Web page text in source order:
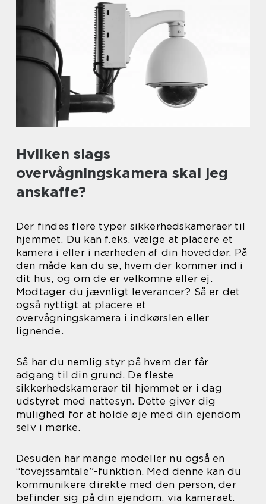
Hvilken slags
overvågningskamera skal jeg
anskaffe?
Der findes flere typer sikkerhedskameraer til
hjemmet. Du kan f.eks. vælge at placere et
kamera i eller i nærheden af din hoveddør. På
den måde kan du se, hvem der kommer ind i
dit hus, og om de er velkomne eller ej.
Modtager du jævnligt leverancer? Så er det
også nyttigt at placere et
overvågningskamera i indkørslen eller
lignende.
Så har du nemlig styr på hvem der får
adgang til din grund. De fleste
sikkerhedskameraer til hjemmet er i dag
udstyret med nattesyn. Dette giver dig
mulighed for at holde øje med din ejendom
selv i mørke.
Desuden har mange modeller nu også en
“tovejssamtale”-funktion. Med denne kan du
kommunikere direkte med den person, der
befinder sig på din ejendom, via kameraet.